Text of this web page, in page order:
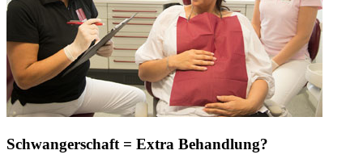
Schwangerschaft = Extra Behandlung?